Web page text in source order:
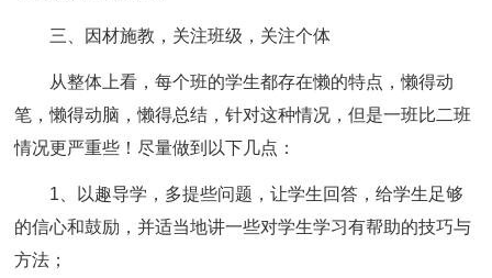
三、因材施教，关注班级，关注个体
从整体上看，每个班的学生都存在懒的特点，懒得动
笔，懒得动脑，懒得总结，针对这种情况，但是一班比二班
情况更严重些！尽量做到以下几点：
1、以趣导学，多提些问题，让学生回答，给学生足够
的信心和鼓励，并适当地讲一些对学生学习有帮助的技巧与
方法；